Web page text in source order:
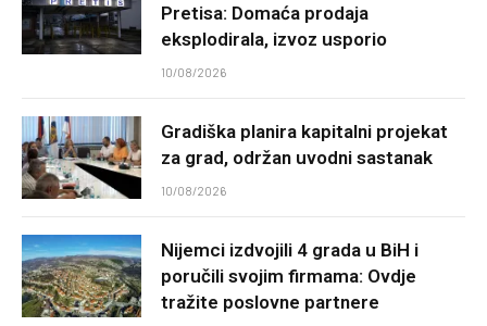
Pretisa: Domaća prodaja
eksplodirala, izvoz usporio
10/08/2026
Gradiška planira kapitalni projekat
za grad, održan uvodni sastanak
10/08/2026
Nijemci izdvojili 4 grada u BiH i
poručili svojim firmama: Ovdje
tražite poslovne partnere